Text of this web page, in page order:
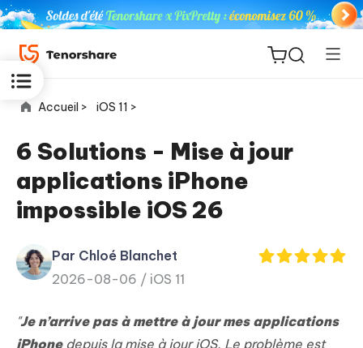
ReiBoot
for iOS
PDNob
PDF
New
Accueil > iOS 11 >
6 Solutions - Mise à jour
applications iPhone
impossible iOS 26
Par Chloé Blanchet
2026-08-06 / iOS 11
"Je n’arrive pas à mettre à jour mes applications
iPhonedepuis la mise à jour iOS. Le problème est